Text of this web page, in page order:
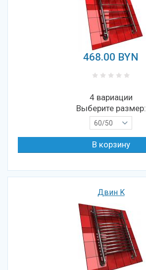
468.00 BYN
4 вариации
Выберите размер:
60/50
Двин K